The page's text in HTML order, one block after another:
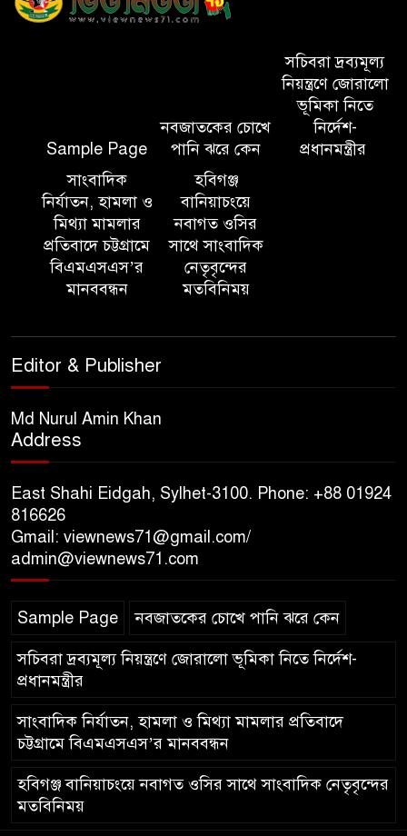
‘জাতীয় প্রবাসী দিবস’ উদযাপনের
লক্ষ্যে আন্তঃমন্ত্রণালয় সভা অনুষ্ঠিত
সিলেট ইসলামিক ফাউন্ডেশনে
জুলাই গণঅভ্যুত্থান দিবস ২০২৬
উপলক্ষ্যে আলোচনা সভা ও দু’আ
মাহফিল
পরিবেশ রক্ষায় ব্যক্তিগত উদ্যোগ
সমাজের জন্য অনুকরণীয় মডেল-
বিভাগীয় কমিশনার
সিলেট মেট্রোপলিটন পুলিশ
শহীদদের প্রতি গভীর শ্রদ্ধা নিবেদন করেন
মামলায় এক বছরের সাজা
‘সমন্বিত উদ্যোগেই গড়ে উঠবে
আধুনিক সিলেট’ – বাণিজ্যমন্ত্রী
ত্রিতরঙ্গের বাদল সাঁঝের বর্ণাঢ্য
আয়োজন ‘শ্রাবনের মেঘগুলো’
Sample Page
নবজাতকের চোখে
পানি ঝরে কেন
সচিবরা দ্রব্যমূল্য
নিয়ন্ত্রণে জোরালো
ভূমিকা নিতে
নির্দেশ-
প্রধানমন্ত্রীর
সাংবাদিক
নির্যাতন, হামলা ও
মিথ্যা মামলার
প্রতিবাদে চট্টগ্রামে
বিএমএসএস’র
মানববন্ধন
হবিগঞ্জ
বানিয়াচংয়ে
নবাগত ওসির
সাথে সাংবাদিক
নেতৃবৃন্দের
মতবিনিময়
Editor & Publisher
Md Nurul Amin Khan
Address
East Shahi Eidgah, Sylhet-3100. Phone: +88 01924
816626
Gmail: viewnews71@gmail.com/
admin@viewnews71.com
Sample Page নবজাতকের চোখে পানি ঝরে কেন
সচিবরা দ্রব্যমূল্য নিয়ন্ত্রণে জোরালো ভূমিকা নিতে নির্দেশ-
প্রধানমন্ত্রীর
সাংবাদিক নির্যাতন, হামলা ও মিথ্যা মামলার প্রতিবাদে
চট্টগ্রামে বিএমএসএস’র মানববন্ধন
হবিগঞ্জ বানিয়াচংয়ে নবাগত ওসির সাথে সাংবাদিক নেতৃবৃন্দের
মতবিনিময়